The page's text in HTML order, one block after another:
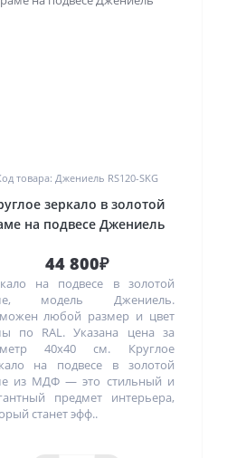
товара: Джениель RS120-SKG
зеркало в золотой
на подвесе Джениель
44 800₽
на подвесе в золотой
модель Джениель.
любой размер и цвет
по RAL. Указана цена за
40х40 см. Круглое
на подвесе в золотой
из МДФ — это стильный и
предмет интерьера,
станет эфф..